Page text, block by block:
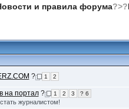
и правила форума?>?
? 1 2
на портал? 1 2 3 ? 6
журналистом!